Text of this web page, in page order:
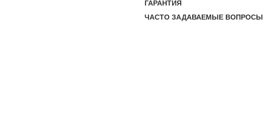
ГАРАНТИЯ
ЧАСТО ЗАДАВАЕМЫЕ ВОПРОСЫ